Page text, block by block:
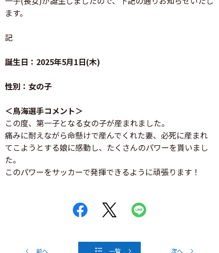
ます。
記
誕生日：2025年5月1日(木)
性別：女の子
＜鳥海選手コメント＞
この度、第一子となる女の子が産まれました。
痛みに耐えながら命懸けで産んでくれた妻、必死に産まれ
てこようとする娘に感動し、たくさんのパワーを貰いまし
た。
このパワーをサッカーで発揮できるように頑張ります！
前へ 一覧 次へ